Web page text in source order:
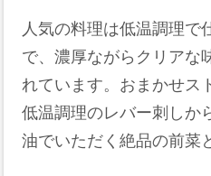
人気の料理は低温調理で
で、濃厚ながらクリアな
れています。おまかせス
低温調理のレバー刺しか
油でいただく絶品の前菜